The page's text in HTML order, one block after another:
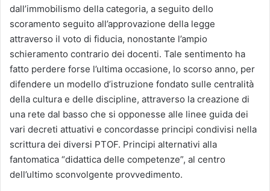
dall’immobilismo della categoria, a seguito dello
scoramento seguito all’approvazione della legge
attraverso il voto di fiducia, nonostante l’ampio
schieramento contrario dei docenti. Tale sentimento ha
fatto perdere forse l’ultima occasione, lo scorso anno, per
difendere un modello d’istruzione fondato sulle centralità
della cultura e delle discipline, attraverso la creazione di
una rete dal basso che si opponesse alle linee guida dei
vari decreti attuativi e concordasse principi condivisi nella
scrittura dei diversi PTOF. Principi alternativi alla
fantomatica “didattica delle competenze”, al centro
dell’ultimo sconvolgente provvedimento.